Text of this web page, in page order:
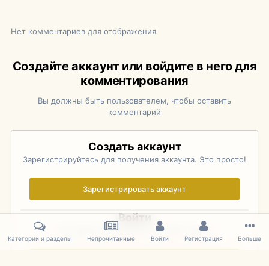
Нет комментариев для отображения
Создайте аккаунт или войдите в него для
комментирования
Вы должны быть пользователем, чтобы оставить
комментарий
Создать аккаунт
Зарегистрируйтесь для получения аккаунта. Это просто!
Зарегистрировать аккаунт
Войти
Уже зарегистрированы? Войдите здесь.
Категории и разделы Непрочитанные Войти Регистрация Больше